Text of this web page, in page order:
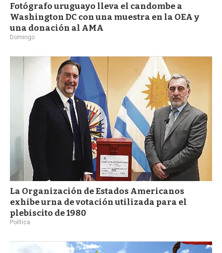
Fotógrafo uruguayo lleva el candombe a
Washington DC con una muestra en la OEA y
una donación al AMA
Domingo
La Organización de Estados Americanos
exhibe urna de votación utilizada para el
plebiscito de 1980
Política